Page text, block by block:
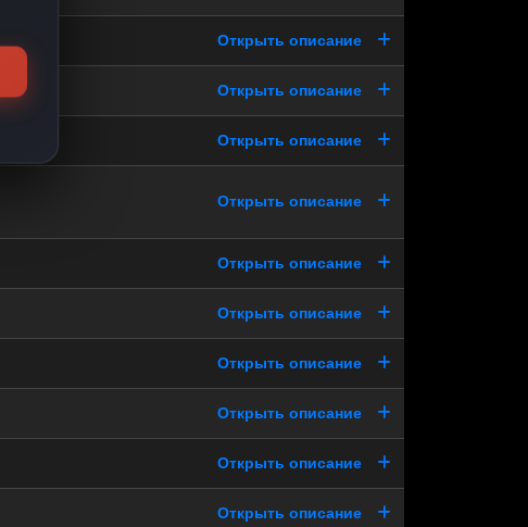
Открыть описание
Открыть описание
Открыть описание
Открыть описание
Открыть описание
Открыть описание
Открыть описание
Открыть описание
Открыть описание
Открыть описание